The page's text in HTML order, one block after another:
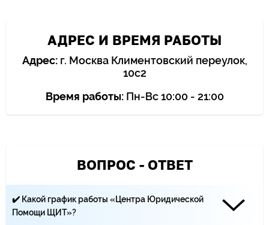
АДРЕС И ВРЕМЯ РАБОТЫ
Адрес:г. Москва Климентовский переулок,
10с2
Время работы:Пн-Вс 10:00 - 21:00
ВОПРОС - ОТВЕТ
✔️ Какой график работы «Центра Юридической
Помощи ЩИТ»?